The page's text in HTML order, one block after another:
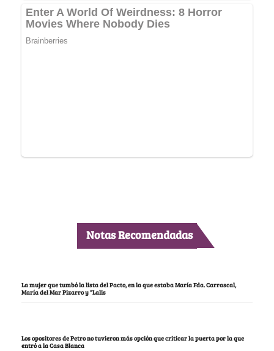
Notas Recomendadas
La mujer que tumbó la lista del Pacto, en la que estaba María Fda. Carrascal,
María del Mar Pizarro y “Lalis
Los opositores de Petro no tuvieron más opción que criticar la puerta por la que
entró a la Casa Blanca